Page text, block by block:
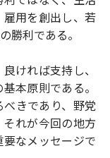
用を創出し、若
勝利である。
ければ支持し、
本原則である。
きであり、野党
れが今回の地方
なメッセージで